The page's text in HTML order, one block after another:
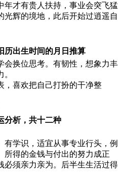
年才有贵人扶持，事业会突飞猛
光辉的境地，此后开始过逍遥自
历出生时间的月日推算
会换位思考。有韧性，想象力丰
，喜欢把自己打扮的干净整
分析，共十二种
有学识，适宜从事专业行头，例
所得的金钱与付出的努力成正
必须亲力亲为。后半生生活过得